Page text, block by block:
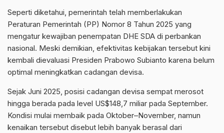
Seperti diketahui, pemerintah telah memberlakukan
Peraturan Pemerintah (PP) Nomor 8 Tahun 2025 yang
mengatur kewajiban penempatan DHE SDA di perbankan
nasional. Meski demikian, efektivitas kebijakan tersebut kini
kembali dievaluasi Presiden Prabowo Subianto karena belum
optimal meningkatkan cadangan devisa.
Sejak Juni 2025, posisi cadangan devisa sempat merosot
hingga berada pada level US$148,7 miliar pada September.
Kondisi mulai membaik pada Oktober–November, namun
kenaikan tersebut disebut lebih banyak berasal dari